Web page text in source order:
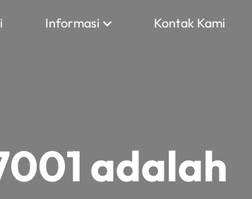
Informasi Kontak Kami
adalah